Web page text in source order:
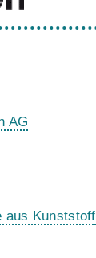
AG
aus Kunststoff